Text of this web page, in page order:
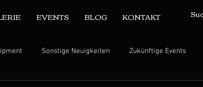
EVENTS BLOG KONTAKT
Sonstige Neuigkeiten Zukünftige Events